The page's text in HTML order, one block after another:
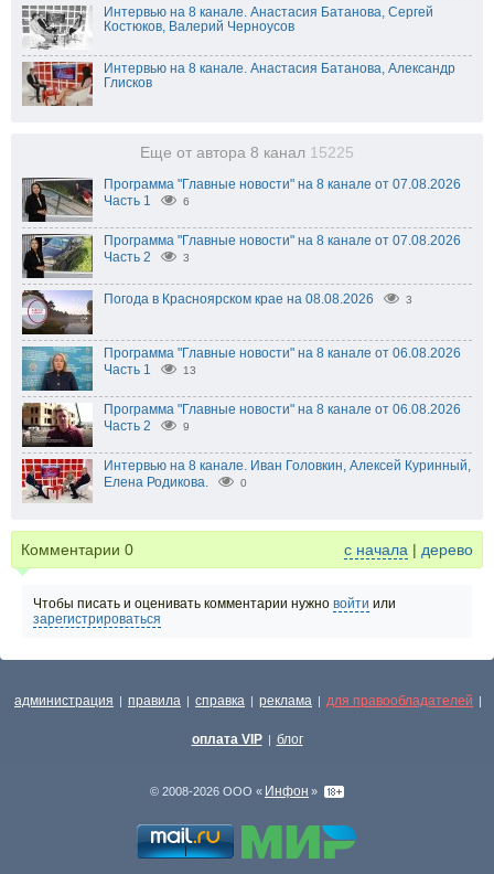
Интервью на 8 канале. Анастасия Батанова, Сергей
Костюков, Валерий Черноусов
Интервью на 8 канале. Анастасия Батанова, Александр
Глисков
Еще от автора 8 канал 15225
Программа "Главные новости" на 8 канале от 07.08.2026
Часть 1
6
Программа "Главные новости" на 8 канале от 07.08.2026
Часть 2
3
Погода в Красноярском крае на 08.08.2026 3
Программа "Главные новости" на 8 канале от 06.08.2026
Часть 1
13
Программа "Главные новости" на 8 канале от 06.08.2026
Часть 2
9
Интервью на 8 канале. Иван Головкин, Алексей Куринный,
Елена Родикова.
0
Комментарии 0 с начала | дерево
Чтобы писать и оценивать комментарии нужно войти или
зарегистрироваться
администрация | правила | справка | реклама | для правообладателей |
оплата VIP | блог
© 2008-2026 ООО « Инфон »